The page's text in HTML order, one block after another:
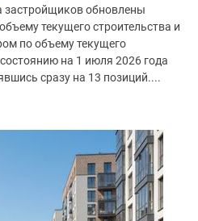
застройщиков обновлены
текущего строительства и
по объему текущего
на 1 июля 2026 года
сразу на 13 позиций....